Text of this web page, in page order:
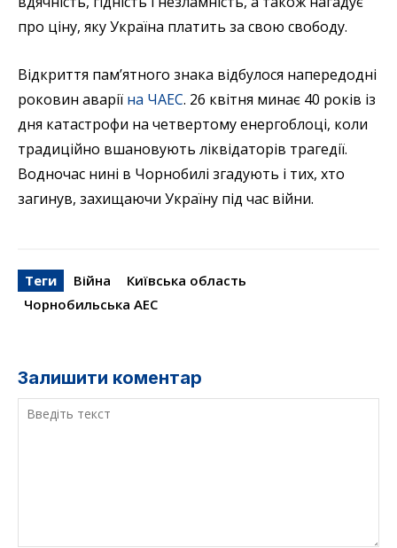
про ціну, яку Україна платить за свою свободу.
Відкриття пам’ятного знака відбулося напередодні
роковин аварії на ЧАЕС. 26 квітня минає 40 років із
дня катастрофи на четвертому енергоблоці, коли
традиційно вшановують ліквідаторів трагедії.
Водночас нині в Чорнобилі згадують і тих, хто
загинув, захищаючи Україну під час війни.
Теги Війна
Київська область
Чорнобильська АЕС
Залишити коментар